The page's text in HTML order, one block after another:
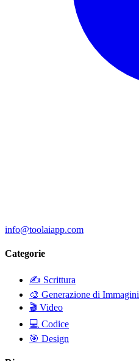
info@toolaiapp.com
Categorie
✍️ Scrittura
🎨 Generazione di Immagini
🎬 Video
💻 Codice
🎯 Design